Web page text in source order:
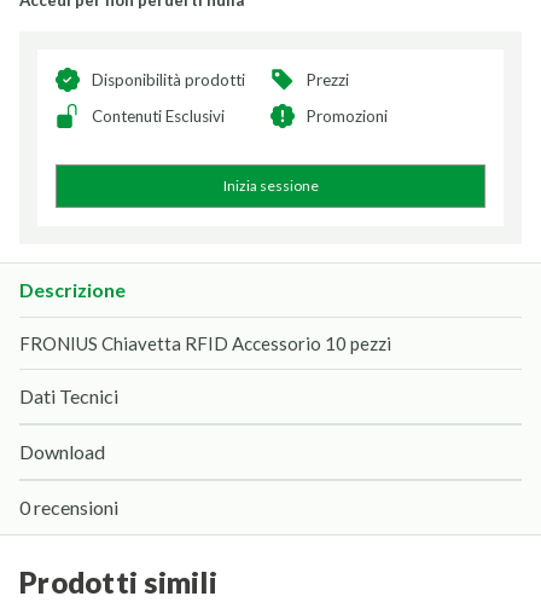
Disponibilità prodotti
Prezzi
Contenuti Esclusivi
Promozioni
Inizia sessione
Descrizione
FRONIUS Chiavetta RFID Accessorio 10 pezzi
Dati Tecnici
Download
0 recensioni
prodotti simili